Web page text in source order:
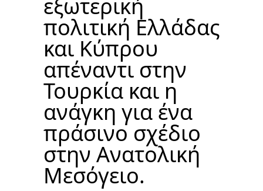
εξωτερική
πολιτική Ελλάδας
και Κύπρου
απέναντι στην
Τουρκία και η
ανάγκη για ένα
πράσινο σχέδιο
στην Ανατολική
Μεσόγειο.